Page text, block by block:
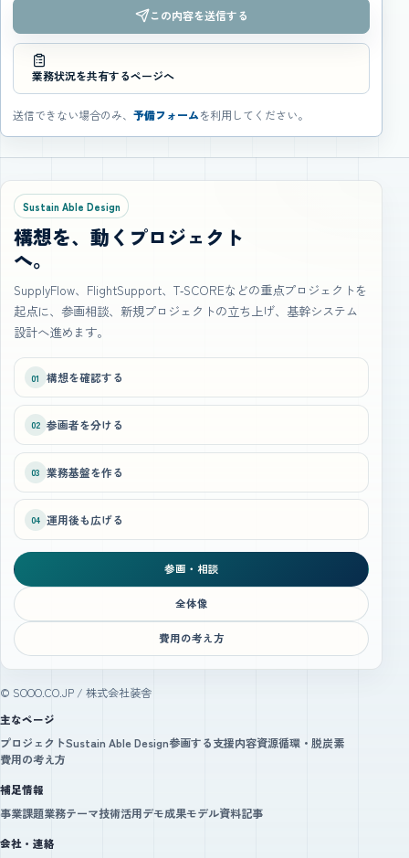
この内容を送信する
業務状況を共有するページへ
送信できない場合のみ、予備フォームを利用してください。
Sustain Able Design
構想を、動くプロジェクト
へ。
SupplyFlow、FlightSupport、T‑SCOREなどの重点プロジェクトを
起点に、参画相談、新規プロジェクトの立ち上げ、基幹システム
設計へ進めます。
01 構想を確認する
02 参画者を分ける
03 業務基盤を作る
04 運用後も広げる
参画・相談
全体像
費用の考え方
© SOOO.CO.JP / 株式会社装舎
主なページ
プロジェクトSustain Able Design参画する支援内容資源循環・脱炭素
費用の考え方
補足情報
事業課題業務テーマ技術活用デモ成果モデル資料記事
会社・連絡